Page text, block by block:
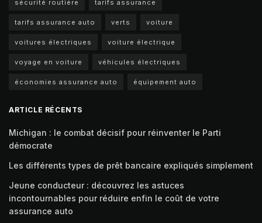
sécurité routière tarifs assurance
tarifs assurance auto verts voiture
voitures électriques voiture électrique
voyage en voiture véhicules électriques
économies assurance auto équipement auto
ARTICLE RÉCENTS
Michigan : le combat décisif pour réinventer le Parti
démocrate
Les différents types de prêt bancaire expliqués simplement
Jeune conducteur : découvrez les astuces
incontournables pour réduire enfin le coût de votre
assurance auto